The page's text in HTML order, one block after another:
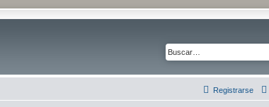
Registrarse